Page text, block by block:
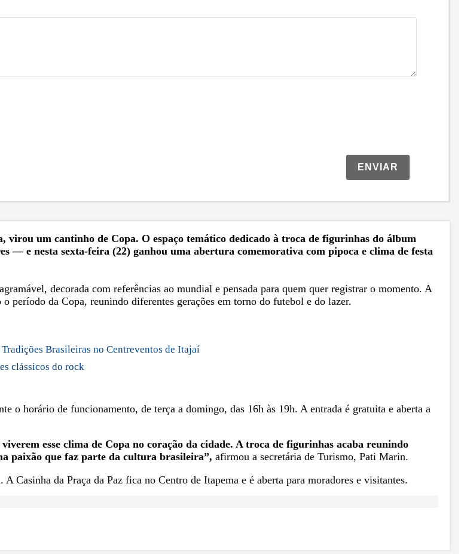
ENVIAR
virou um cantinho de Copa. O espaço temático dedicado à troca de figurinhas do álbum
— e nesta sexta-feira (22) ganhou uma abertura comemorativa com pipoca e clima de festa
decorada com referências ao mundial e pensada para quem quer registrar o momento. A
período da Copa, reunindo diferentes gerações em torno do futebol e do lazer.
Brasileiras no Centreventos de Itajaí
clássicos do rock
o horário de funcionamento, de terça a domingo, das 16h às 19h. A entrada é gratuita e aberta a
esse clima de Copa no coração da cidade. A troca de figurinhas acaba reunindo
paixão que faz parte da cultura brasileira”, afirmou a secretária de Turismo, Pati Marin.
Casinha da Praça da Paz fica no Centro de Itapema e é aberta para moradores e visitantes.